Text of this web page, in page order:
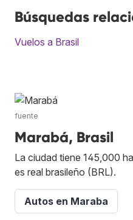
Búsquedas
Vuelos a Brasil
fuente
Marabá, Brasil
La ciudad tiene 145,000
es real brasileño (BRL).
Autos en Maraba